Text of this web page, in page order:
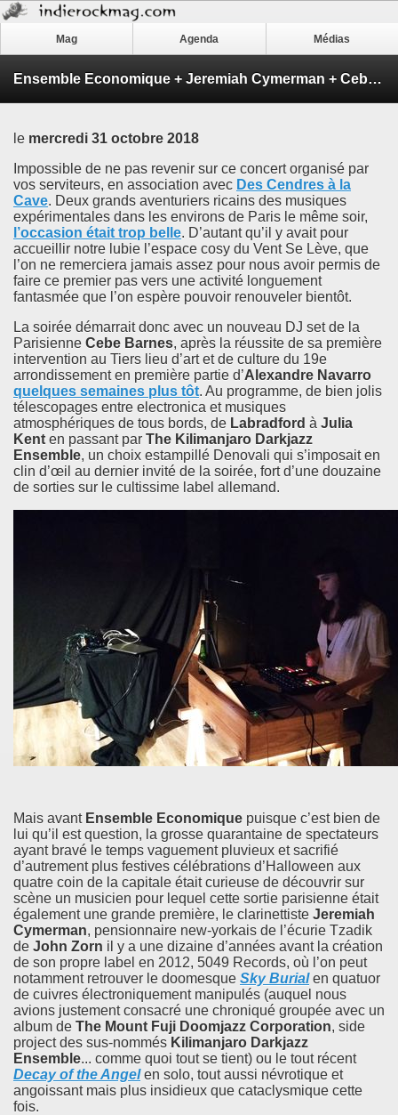
Mag Agenda Médias
Ensemble Economique + Jeremiah Cymerman + Cebe Barnes (concert IRM / DCALC) - Le Vent Se Lève (Paris)
le mercredi 31 octobre 2018
Impossible de ne pas revenir sur ce concert organisé par
vos serviteurs, en association avec Des Cendres à la
Cave. Deux grands aventuriers ricains des musiques
expérimentales dans les environs de Paris le même soir,
l’occasion était trop belle. D’autant qu’il y avait pour
accueillir notre lubie l’espace cosy du Vent Se Lève, que
l’on ne remerciera jamais assez pour nous avoir permis de
faire ce premier pas vers une activité longuement
fantasmée que l’on espère pouvoir renouveler bientôt.
La soirée démarrait donc avec un nouveau DJ set de la
Parisienne Cebe Barnes, après la réussite de sa première
intervention au Tiers lieu d’art et de culture du 19e
arrondissement en première partie d’Alexandre Navarro
quelques semaines plus tôt. Au programme, de bien jolis
télescopages entre electronica et musiques
atmosphériques de tous bords, de Labradford à Julia
Kent en passant par The Kilimanjaro Darkjazz
Ensemble, un choix estampillé Denovali qui s’imposait en
clin d’œil au dernier invité de la soirée, fort d’une douzaine
de sorties sur le cultissime label allemand.
Mais avant Ensemble Economique puisque c’est bien de
lui qu’il est question, la grosse quarantaine de spectateurs
ayant bravé le temps vaguement pluvieux et sacrifié
d’autrement plus festives célébrations d’Halloween aux
quatre coin de la capitale était curieuse de découvrir sur
scène un musicien pour lequel cette sortie parisienne était
également une grande première, le clarinettiste Jeremiah
Cymerman, pensionnaire new-yorkais de l’écurie Tzadik
de John Zorn il y a une dizaine d’années avant la création
de son propre label en 2012, 5049 Records, où l’on peut
notamment retrouver le doomesque Sky Burial en quatuor
de cuivres électroniquement manipulés (auquel nous
avions justement consacré une chroniqué groupée avec un
album de The Mount Fuji Doomjazz Corporation, side
project des sus-nommés Kilimanjaro Darkjazz
Ensemble... comme quoi tout se tient) ou le tout récent
Decay of the Angel en solo, tout aussi névrotique et
angoissant mais plus insidieux que cataclysmique cette
fois.